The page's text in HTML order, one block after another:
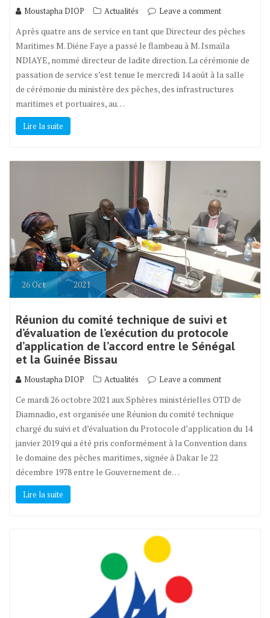
Moustapha DIOP Actualités Leave a comment
Après quatre ans de service en tant que Directeur des pêches
Maritimes M. Diéne Faye a passé le flambeau à M. Ismaïla
NDIAYE, nommé directeur de ladite direction. La cérémonie de
passation de service s’est tenue le mercredi 14 août à la salle
de cérémonie du ministère des pêches, des infrastructures
maritimes et portuaires, au…
Lire la suite
26Oct 2021
Réunion du comité technique de suivi et
d’évaluation de l’exécution du protocole
d’application de l’accord entre le Sénégal
et la Guinée Bissau
Moustapha DIOP Actualités Leave a comment
Ce mardi 26 octobre 2021 aux Sphères ministérielles OTD de
Diamnadio, est organisée une Réunion du comité technique
chargé du suivi et d’évaluation du Protocole d’application du 14
janvier 2019 qui a été pris conformément à la Convention dans
le domaine des pêches maritimes, signée à Dakar le 22
décembre 1978 entre le Gouvernement de…
Lire la suite